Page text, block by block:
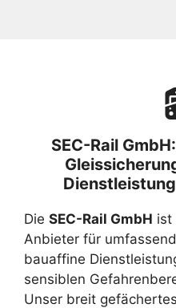
SEC-Rail
Die SEC-Rail GmbH ist
Anbieter für
bauaffine
sensiblen
Unser breit